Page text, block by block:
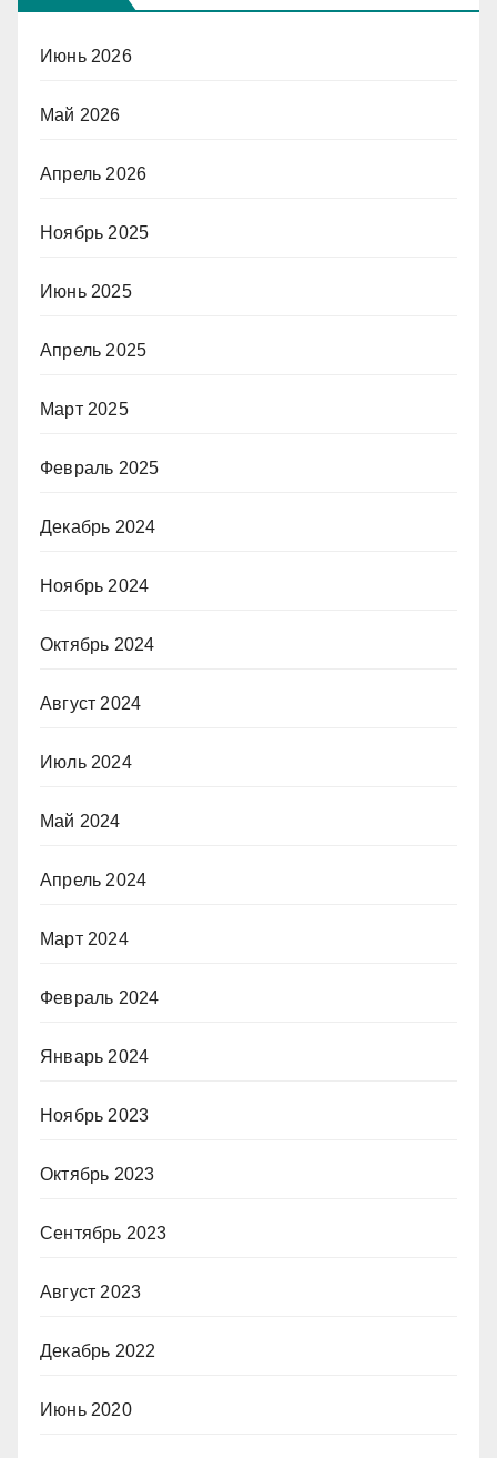
Июнь 2026
Май 2026
Апрель 2026
Ноябрь 2025
Июнь 2025
Апрель 2025
Март 2025
Февраль 2025
Декабрь 2024
Ноябрь 2024
Октябрь 2024
Август 2024
Июль 2024
Май 2024
Апрель 2024
Март 2024
Февраль 2024
Январь 2024
Ноябрь 2023
Октябрь 2023
Сентябрь 2023
Август 2023
Декабрь 2022
Июнь 2020